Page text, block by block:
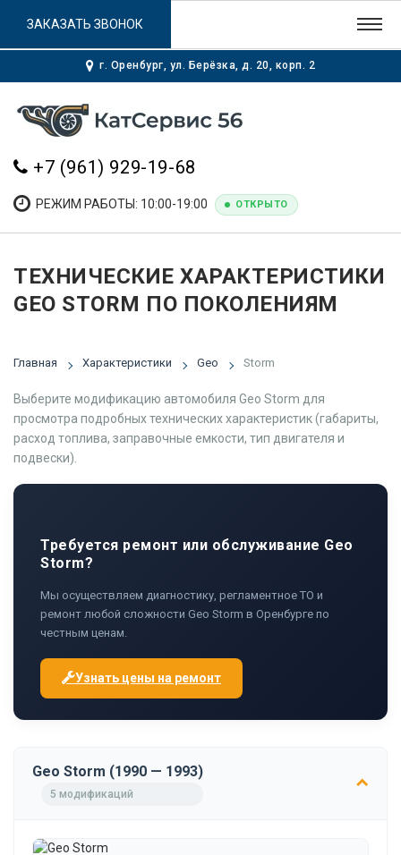
г. Оренбург, ул. Берёзка, д. 20, корп. 2
+7 (961) 929-19-68
РЕЖИМ РАБОТЫ: 10:00-19:00 ОТКРЫТО
ЗАКАЗАТЬ ЗВОНОК
ТЕХНИЧЕСКИЕ ХАРАКТЕРИСТИКИ
GEO STORM ПО ПОКОЛЕНИЯМ
Главная Характеристики Geo Storm
Выберите модификацию автомобиля Geo Storm для
просмотра подробных технических характеристик (габариты,
расход топлива, заправочные емкости, тип двигателя и
подвески).
Требуется ремонт или обслуживание Geo
Storm?
Мы осуществляем диагностику, регламентное ТО и
ремонт любой сложности Geo Storm в Оренбурге по
честным ценам.
Узнать цены на ремонт
Geo Storm (1990 — 1993)
5 модификаций